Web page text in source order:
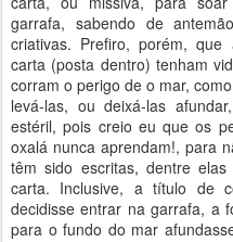
garrafa, sabendo de
criativas. Prefiro, porém,
carta (posta dentro) tenham
corram o perigo de o mar,
levá-las, ou deixá-las
estéril, pois creio eu que os
oxalá nunca aprendam!, para
têm sido escritas, dentre
carta. Inclusive, a título de
decidisse entrar na garrafa, a
para o fundo do mar